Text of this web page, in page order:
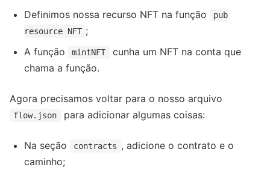
Definimos nossa recurso NFT na função
pub
resource NFT ;
A função
mintNFT
cunha um NFT na conta que
chama a função.
Agora precisamos voltar para o nosso arquivo
flow.json para adicionar algumas coisas:
Na seção contracts , adicione o contrato e o
caminho;